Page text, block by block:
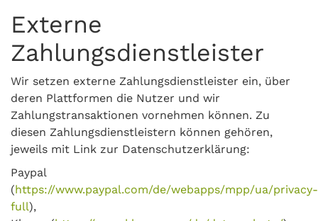
Externe
Zahlungsdienstleister
Wir setzen externe Zahlungsdienstleister ein, über
deren Plattformen die Nutzer und wir
Zahlungstransaktionen vornehmen können. Zu
diesen Zahlungsdienstleistern können gehören,
jeweils mit Link zur Datenschutzerklärung:
Paypal
(https://www.paypal.com/de/webapps/mpp/ua/privacy-
full),